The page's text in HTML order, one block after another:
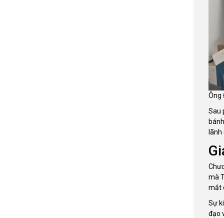
Ông
Sau
mà
mắt
Sự
đạo